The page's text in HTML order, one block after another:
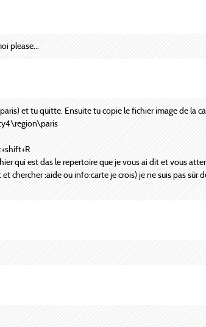
please...
et tu quitte. Ensuite tu copie le fichier image de la
qui est das le repertoire que je vous ai dit et vous
chercher :aide ou info:carte je crois) je ne suis pas sûr